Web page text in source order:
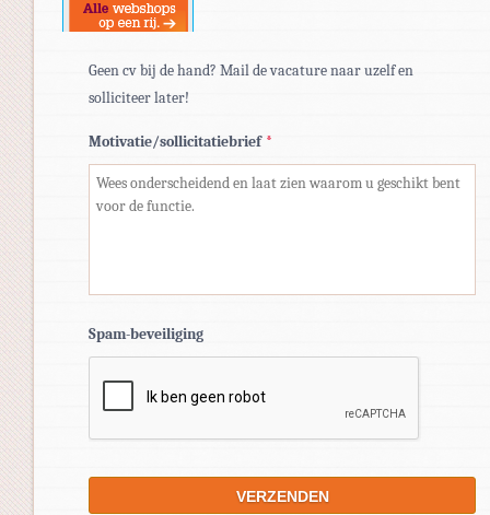
Geen cv bij de hand? Mail de vacature naar uzelf en
solliciteer later!
Motivatie/sollicitatiebrief *
Spam-beveiliging